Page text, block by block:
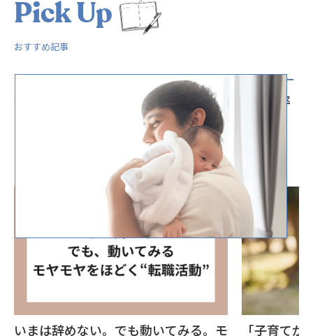
Pick Up
おすすめ記事
女性活躍推進だけじゃない、いま男性育休取得率
アップに取り組むべき理由
いまは辞めない。でも動いてみる。モ 「子育て